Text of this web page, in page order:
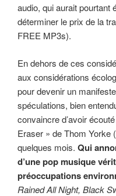
audio, qui aurait pourtant
déterminer le prix de la
FREE MP3s).
En dehors de ces
aux considérations
pour devenir un
spéculations, bien
convaincre d’avoir
Eraser » de Thom Yorke
quelques mois. Qui
d’une pop musique
préoccupations
Rained All Night, Black